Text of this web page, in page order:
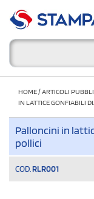
HOME/ARTICOLI
IN LATTICE GONFIABILI
Palloncini in
pollici
COD. RLR001